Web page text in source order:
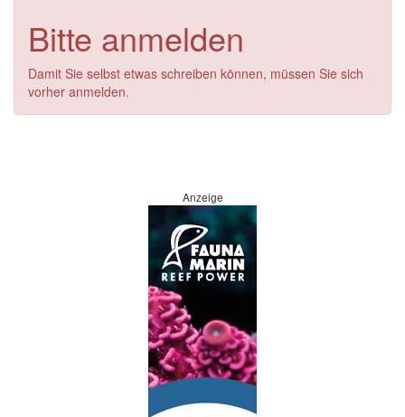
Bitte anmelden
Damit Sie selbst etwas schreiben können, müssen Sie sich
vorher anmelden.
Anzeige